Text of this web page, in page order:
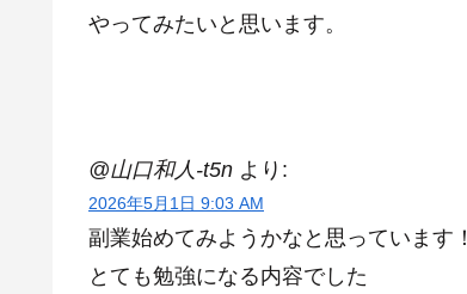
やってみたいと思います。
@山口和人-t5n より:
2026年5月1日 9:03 AM
副業始めてみようかなと思っています！
とても勉強になる内容でした